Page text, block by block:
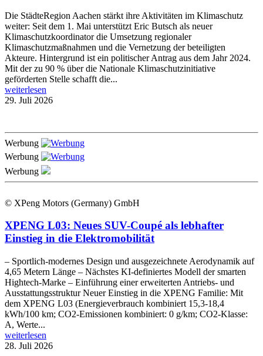
Die StädteRegion Aachen stärkt ihre Aktivitäten im Klimaschutz
weiter: Seit dem 1. Mai unterstützt Eric Butsch als neuer
Klimaschutzkoordinator die Umsetzung regionaler
Klimaschutzmaßnahmen und die Vernetzung der beteiligten
Akteure. Hintergrund ist ein politischer Antrag aus dem Jahr 2024.
Mit der zu 90 % über die Nationale Klimaschutzinitiative
geförderten Stelle schafft die...
weiterlesen
29. Juli 2026
Werbung
Werbung
Werbung
© XPeng Motors (Germany) GmbH
XPENG L03: Neues SUV-Coupé als lebhafter
Einstieg in die Elektromobilität
– Sportlich-modernes Design und ausgezeichnete Aerodynamik auf
4,65 Metern Länge – Nächstes KI-definiertes Modell der smarten
Hightech-Marke – Einführung einer erweiterten Antriebs- und
Ausstattungsstruktur Neuer Einstieg in die XPENG Familie: Mit
dem XPENG L03 (Energieverbrauch kombiniert 15,3-18,4
kWh/100 km; CO2-Emissionen kombiniert: 0 g/km; CO2-Klasse:
A, Werte...
weiterlesen
28. Juli 2026